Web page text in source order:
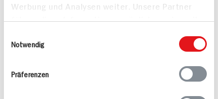
Werbung und Analysen weiter. Unsere Partner
führen diese Informationen möglicherweise mit
bereitgestellt haben oder die sie im Rahmen
Notwendig
Präferenzen
PREIS
Alle Rezepte Mehr